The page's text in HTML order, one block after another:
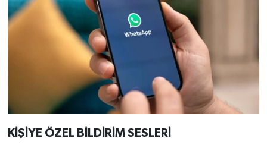
KİŞİYE ÖZEL BİLDİRİM SESLERİ